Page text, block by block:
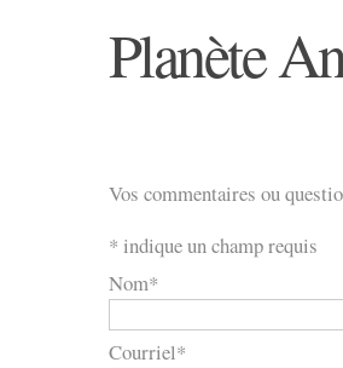
Planète
Vos commentaires ou
* indique un champ requis
Nom*
Courriel*